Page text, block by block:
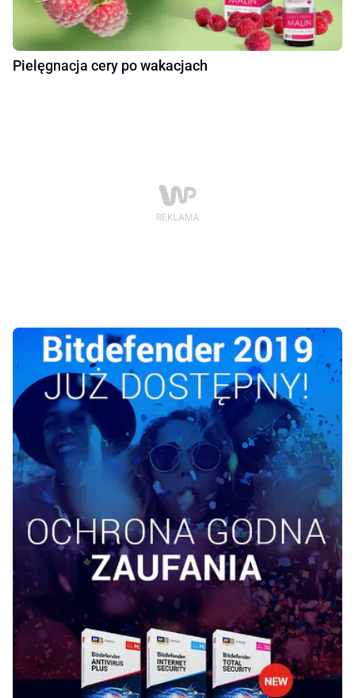
Pielęgnacja cery po wakacjach